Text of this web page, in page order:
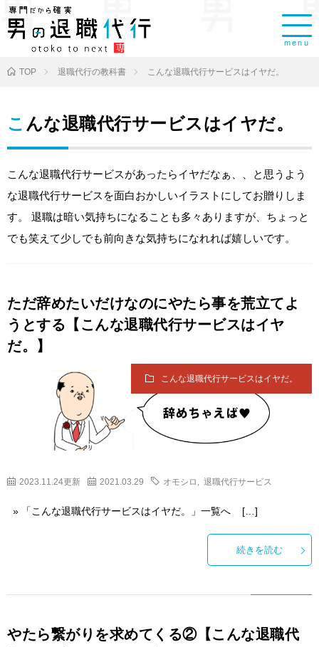
menu
TOP 退職代行の教科書 こんな退職代行サービスはイヤだ。
こんな退職代行サービスはイヤだ。
こんな退職代行サービスがあったらイヤだなぁ、、と思うよう
な退職代行サービスを面白おかしいイラストにしてお贈りしま
す。 退職は暗い気持ちになることも多々ありますが、ちょっと
でも笑えて少しでも前向きな気持ちになれれば嬉しいです。
ただ辞めたいだけなのにやたら事を荒立てよ
うとする【こんな退職代行サービスはイヤ
だ。】
こんな退職代行サービスはイヤだ。
2023.11.24更新 2021.03.29 オモシロ 退職代行サービス
» 「こんな退職代行サービスはイヤだ。」一覧へ […]
続きを読む
やたら繋がりを求めてくる②【こんな退職代